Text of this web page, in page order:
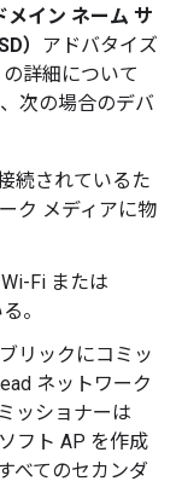
メイン ネーム サ
） アドバタイズ
詳細について
次の場合のデバ
続されているた
ク メディアに物
Fi または
。
リックにコミッ
ネットワーク
ッショナーは
フト AP を作成
べてのセカンダ